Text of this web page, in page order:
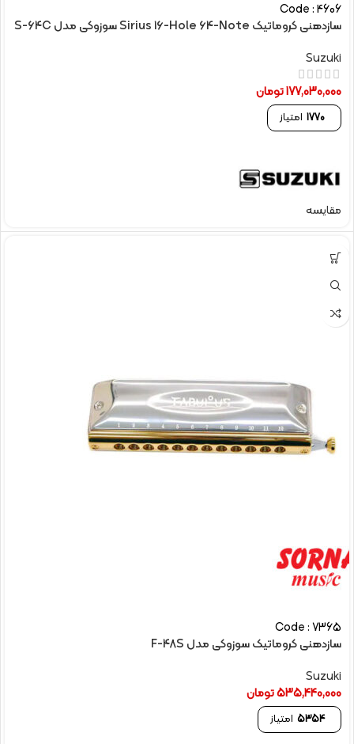
Code : 4606
سازدهنی کروماتیک Sirius 16-Hole 64-Note سوزوکی مدل S-64C
Suzuki
177,030,000تومان
1770 امتیاز
مقایسه
Code : 7365
سازدهنی کروماتیک سوزوکی مدل F-48S
Suzuki
535,440,000تومان
5354 امتیاز